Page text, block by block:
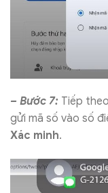
– Bước 7: Tiếp
gửi mã số vào số
Xác minh.